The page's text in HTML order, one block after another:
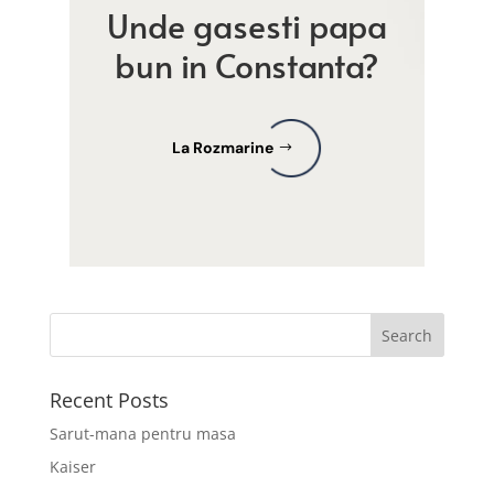
Unde gasesti papa
bun in Constanta?
La Rozmarine
Recent Posts
Sarut-mana pentru masa
Kaiser